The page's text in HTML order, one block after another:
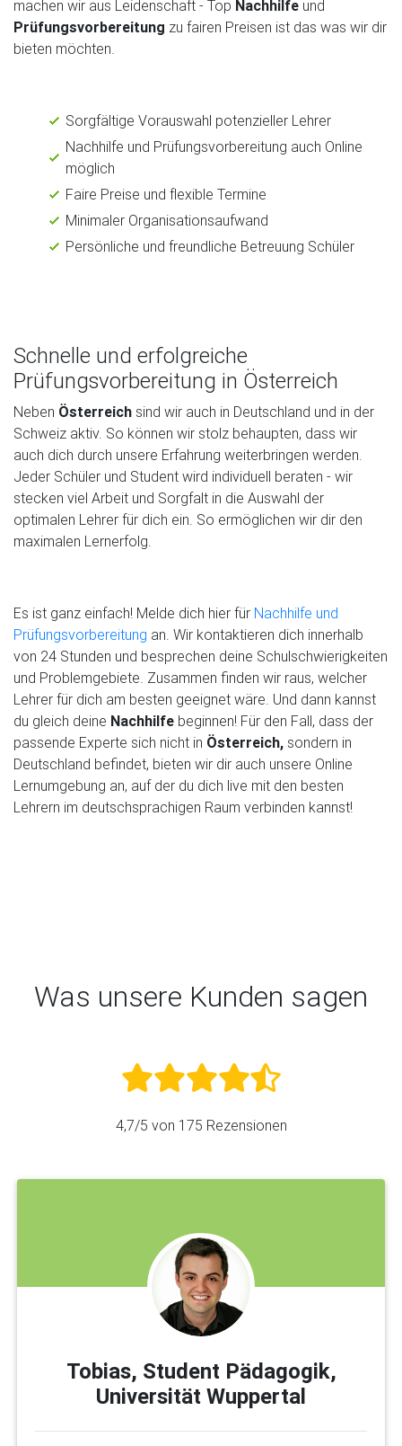
machen wir aus Leidenschaft - Top Nachhilfe und
Prüfungsvorbereitung zu fairen Preisen ist das was wir dir
bieten möchten.
Sorgfältige Vorauswahl potenzieller Lehrer
Nachhilfe und Prüfungsvorbereitung auch Online
möglich
Faire Preise und flexible Termine
Minimaler Organisationsaufwand
Persönliche und freundliche Betreuung Schüler
Schnelle und erfolgreiche
Prüfungsvorbereitung in Österreich
Neben Österreich sind wir auch in Deutschland und in der
Schweiz aktiv. So können wir stolz behaupten, dass wir
auch dich durch unsere Erfahrung weiterbringen werden.
Jeder Schüler und Student wird individuell beraten - wir
stecken viel Arbeit und Sorgfalt in die Auswahl der
optimalen Lehrer für dich ein. So ermöglichen wir dir den
maximalen Lernerfolg.
Es ist ganz einfach! Melde dich hier für Nachhilfe und
Prüfungsvorbereitung an. Wir kontaktieren dich innerhalb
von 24 Stunden und besprechen deine Schulschwierigkeiten
und Problemgebiete. Zusammen finden wir raus, welcher
Lehrer für dich am besten geeignet wäre. Und dann kannst
du gleich deine Nachhilfe beginnen! Für den Fall, dass der
passende Experte sich nicht in Österreich, sondern in
Deutschland befindet, bieten wir dir auch unsere Online
Lernumgebung an, auf der du dich live mit den besten
Lehrern im deutschsprachigen Raum verbinden kannst!
Was unsere Kunden sagen
4,7/5 von 175 Rezensionen
Tobias, Student Pädagogik,
Universität Wuppertal